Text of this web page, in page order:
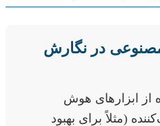
مصنوعی در نگارش
از ابزارهای هوش
(مثلاً برای بهبود